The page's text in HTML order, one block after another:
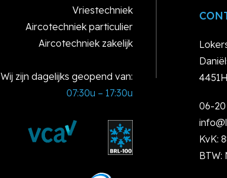
Vriestechniek
Aircotechniek particulier
Aircotechniek zakelijk
Wij zijn dagelijks geopend van:
07:30u – 17:30u
06-20
KvK:
BTW: